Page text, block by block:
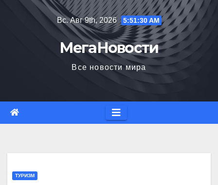
Вс. Авг 9th, 2026 5:51:30 AM
МегаНовости
Все новости мира
ТУРИЗМ